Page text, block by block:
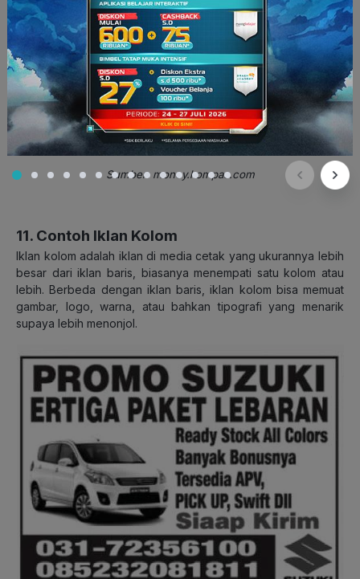
Sumber: money.kompas.com
11. Contoh Iklan Kolom
Iklan kolom adalah iklan di media cetak yang ukurannya lebih
besar dari iklan baris, biasanya menempati satu kolom atau
lebih. Berbeda dengan iklan baris, iklan kolom bisa memuat
gambar, logo, warna, atau bahkan tipografi yang menarik
supaya lebih menonjol.